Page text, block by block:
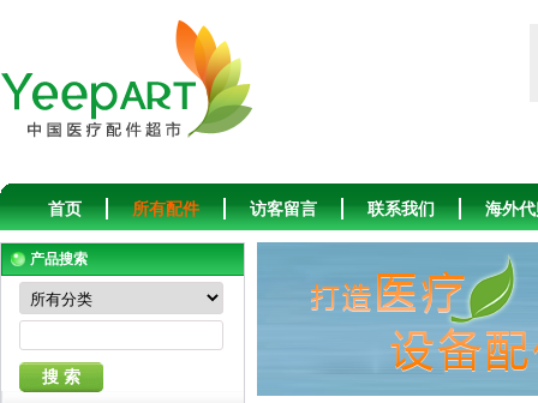
首页 所有配件 访客留言 联系我们 海外
产品搜索